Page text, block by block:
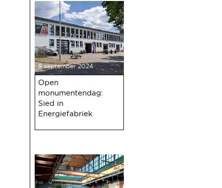
9 september 2024
Open
monumentendag:
Sied in
Energiefabriek